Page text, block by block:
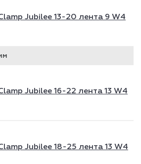
Jubilee 13-20 лента 9 W4
Jubilee 16-22 лента 13 W4
Jubilee 18-25 лента 13 W4